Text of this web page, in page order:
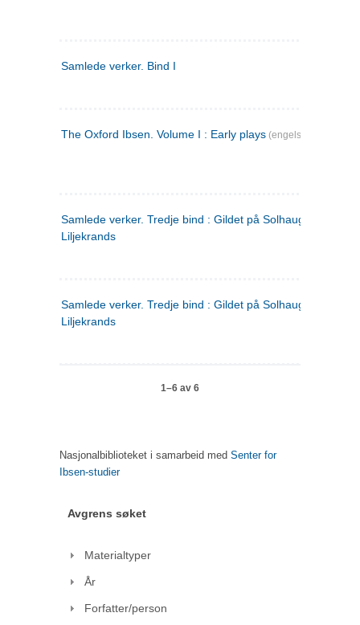
Samlede verker. Bind I
The Oxford Ibsen. Volume I : Early plays (engelsk)
Samlede verker. Tredje bind : Gildet på Solhaug ; Olaf
Liljekrands
Samlede verker. Tredje bind : Gildet på Solhaug ; Olaf
Liljekrands
1–6 av 6
Nasjonalbiblioteket i samarbeid med Senter for
Ibsen-studier
Avgrens søket
Materialtyper
År
Forfatter/person